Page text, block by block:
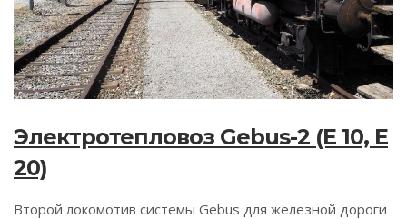
Электротепловоз Gebus-2 (E 10, E
20)
Второй локомотив системы Gebus для железной дороги